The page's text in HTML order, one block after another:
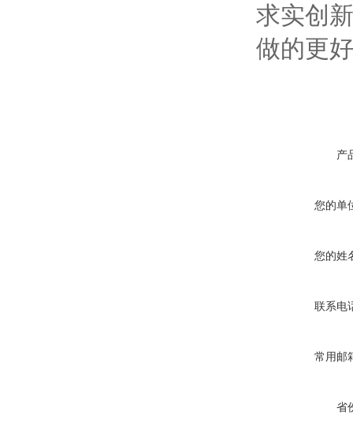
求实创
做的更
产
您的单
您的姓
联系电
常用邮
省